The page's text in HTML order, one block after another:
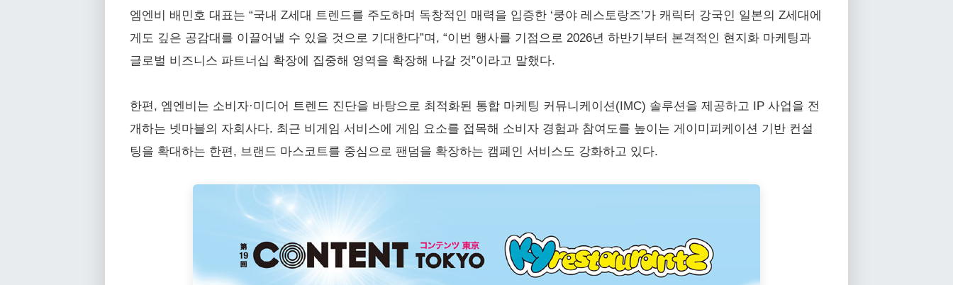
엠엔비 배민호 대표는 “국내 Z세대 트렌드를 주도하며 독창적인 매력을 입증한 ‘쿵야 레스토랑즈’가 캐릭터 강국인 일본의 Z세대에
게도 깊은 공감대를 이끌어낼 수 있을 것으로 기대한다”며, “이번 행사를 기점으로 2026년 하반기부터 본격적인 현지화 마케팅과
글로벌 비즈니스 파트너십 확장에 집중해 영역을 확장해 나갈 것”이라고 말했다.
한편, 엠엔비는 소비자·미디어 트렌드 진단을 바탕으로 최적화된 통합 마케팅 커뮤니케이션(IMC) 솔루션을 제공하고 IP 사업을 전
개하는 넷마블의 자회사다. 최근 비게임 서비스에 게임 요소를 접목해 소비자 경험과 참여도를 높이는 게이미피케이션 기반 컨설
팅을 확대하는 한편, 브랜드 마스코트를 중심으로 팬덤을 확장하는 캠페인 서비스도 강화하고 있다.